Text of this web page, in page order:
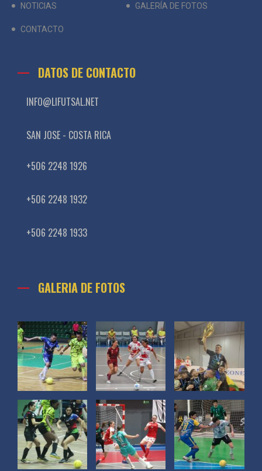
NOTICIAS GALERÍA DE FOTOS
CONTACTO
DATOS DE CONTACTO
INFO@LIFUTSAL.NET
SAN JOSE - COSTA RICA
+506 2248 1926
+506 2248 1932
+506 2248 1933
GALERIA DE FOTOS